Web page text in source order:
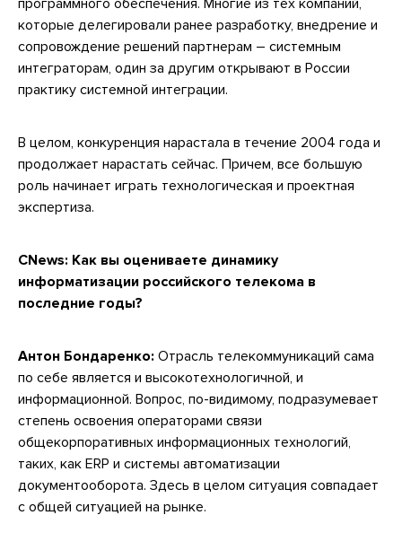
которые делегировали ранее разработку, внедрение и
сопровождение решений партнерам – системным
интеграторам, один за другим открывают в России
практику системной интеграции.
В целом, конкуренция нарастала в течение 2004 года и
продолжает нарастать сейчас. Причем, все большую
роль начинает играть технологическая и проектная
экспертиза.
CNews: Как вы оцениваете динамику
информатизации российского телекома в
последние годы?
Антон Бондаренко: Отрасль телекоммуникаций сама
по себе является и высокотехнологичной, и
информационной. Вопрос, по-видимому, подразумевает
степень освоения операторами связи
общекорпоративных информационных технологий,
таких, как ERP и системы автоматизации
документооборота. Здесь в целом ситуация совпадает
с общей ситуацией на рынке.